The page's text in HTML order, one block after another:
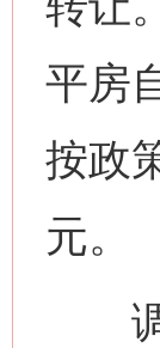
平房
按政
元。
调